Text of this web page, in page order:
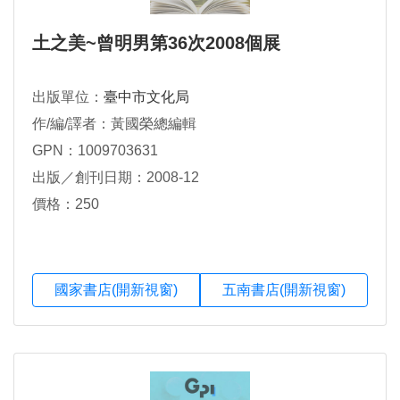
土之美~曾明男第36次2008個展
出版單位： 臺中市文化局
作/編/譯者：黃國榮總編輯
GPN：1009703631
出版／創刊日期：2008-12
價格：250
國家書店(開新視窗) 五南書店(開新視窗)